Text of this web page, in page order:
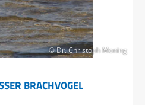
© Dr. Christoph Moning
BRACHVOGEL